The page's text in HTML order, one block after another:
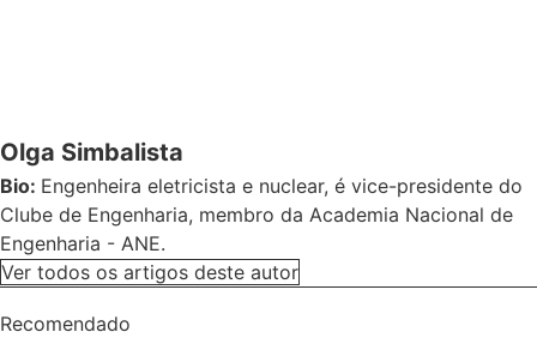
Olga Simbalista
Bio: Engenheira eletricista e nuclear, é vice-presidente do
Clube de Engenharia, membro da Academia Nacional de
Engenharia - ANE.
Ver todos os artigos deste autor
Recomendado